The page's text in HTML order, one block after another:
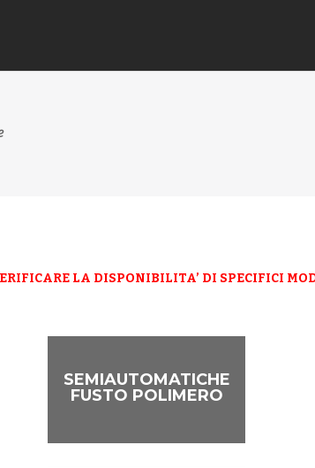
LA DISPONIBILITA’ DI SPECIFICI
SEMIAUTOMATICHE
FUSTO POLIMERO